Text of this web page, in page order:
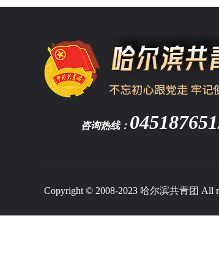
咨询热线：
Copyright © 2008-2023 哈尔滨共青团 All